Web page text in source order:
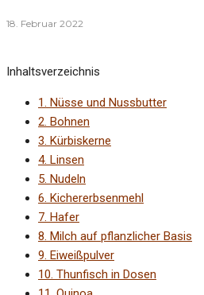
18. Februar 2022
Inhaltsverzeichnis
1. Nüsse und Nussbutter
2. Bohnen
3. Kürbiskerne
4. Linsen
5. Nudeln
6. Kichererbsenmehl
7. Hafer
8. Milch auf pflanzlicher Basis
9. Eiweißpulver
10. Thunfisch in Dosen